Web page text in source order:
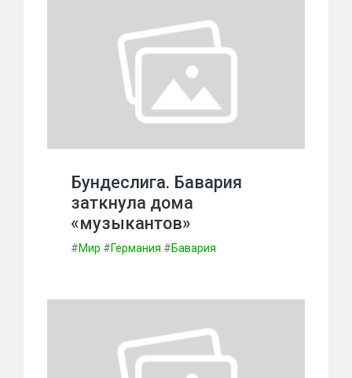
Бундеслига. Бавария
заткнула дома
«музыкантов»
#Мир #Германия #Бавария